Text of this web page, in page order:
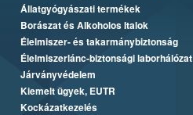
Állatgyógyászati termékek
Borászat és Alkoholos Italok
Élelmiszer- és takarmánybiztonság
Élelmiszerlánc-biztonsági laborhálózat
Járványvédelem
Kiemelt ügyek, EUTR
Kockázatkezelés